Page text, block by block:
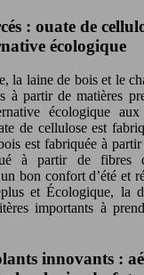
: ouate de
écologique
la laine de bois et le
à partir de matières
écologique
de cellulose est
est fabriquée à
à partir de fibres
bon confort d’été et
et Écologique, la
importants à
innovants :